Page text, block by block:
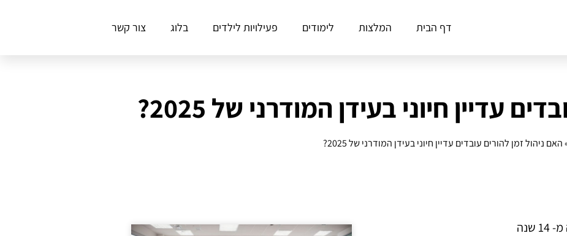
דף הבית המלצות לימודים פעילויות לילדים בלוג צור קשר
עדיין חיוני בעידן המודרני של 2025?
האם ניהול זמן להורים עובדים עדיין חיוני בעידן המודרני של 2025?
שנה